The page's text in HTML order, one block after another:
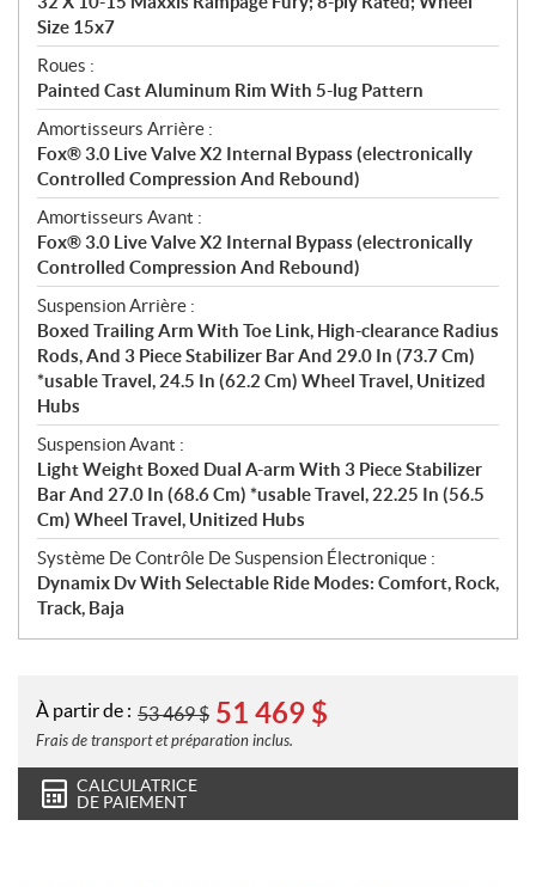
Size 15x7
Roues :
Painted Cast Aluminum Rim With 5-lug Pattern
Amortisseurs Arrière :
Fox® 3.0 Live Valve X2 Internal Bypass (electronically
Controlled Compression And Rebound)
Amortisseurs Avant :
Fox® 3.0 Live Valve X2 Internal Bypass (electronically
Controlled Compression And Rebound)
Suspension Arrière :
Boxed Trailing Arm With Toe Link, High-clearance Radius
Rods, And 3 Piece Stabilizer Bar And 29.0 In (73.7 Cm)
*usable Travel, 24.5 In (62.2 Cm) Wheel Travel, Unitized
Hubs
Suspension Avant :
Light Weight Boxed Dual A-arm With 3 Piece Stabilizer
Bar And 27.0 In (68.6 Cm) *usable Travel, 22.25 In (56.5
Cm) Wheel Travel, Unitized Hubs
Système De Contrôle De Suspension Électronique :
Dynamix Dv With Selectable Ride Modes: Comfort, Rock,
Track, Baja
À partir de : 53 469$ 51 469 $
Frais de transport et préparation inclus.
CALCULATRICE
DE PAIEMENT